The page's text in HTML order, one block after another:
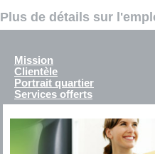
Plus de détails sur
Mission
Clientèle
Portrait quartier
Services offerts